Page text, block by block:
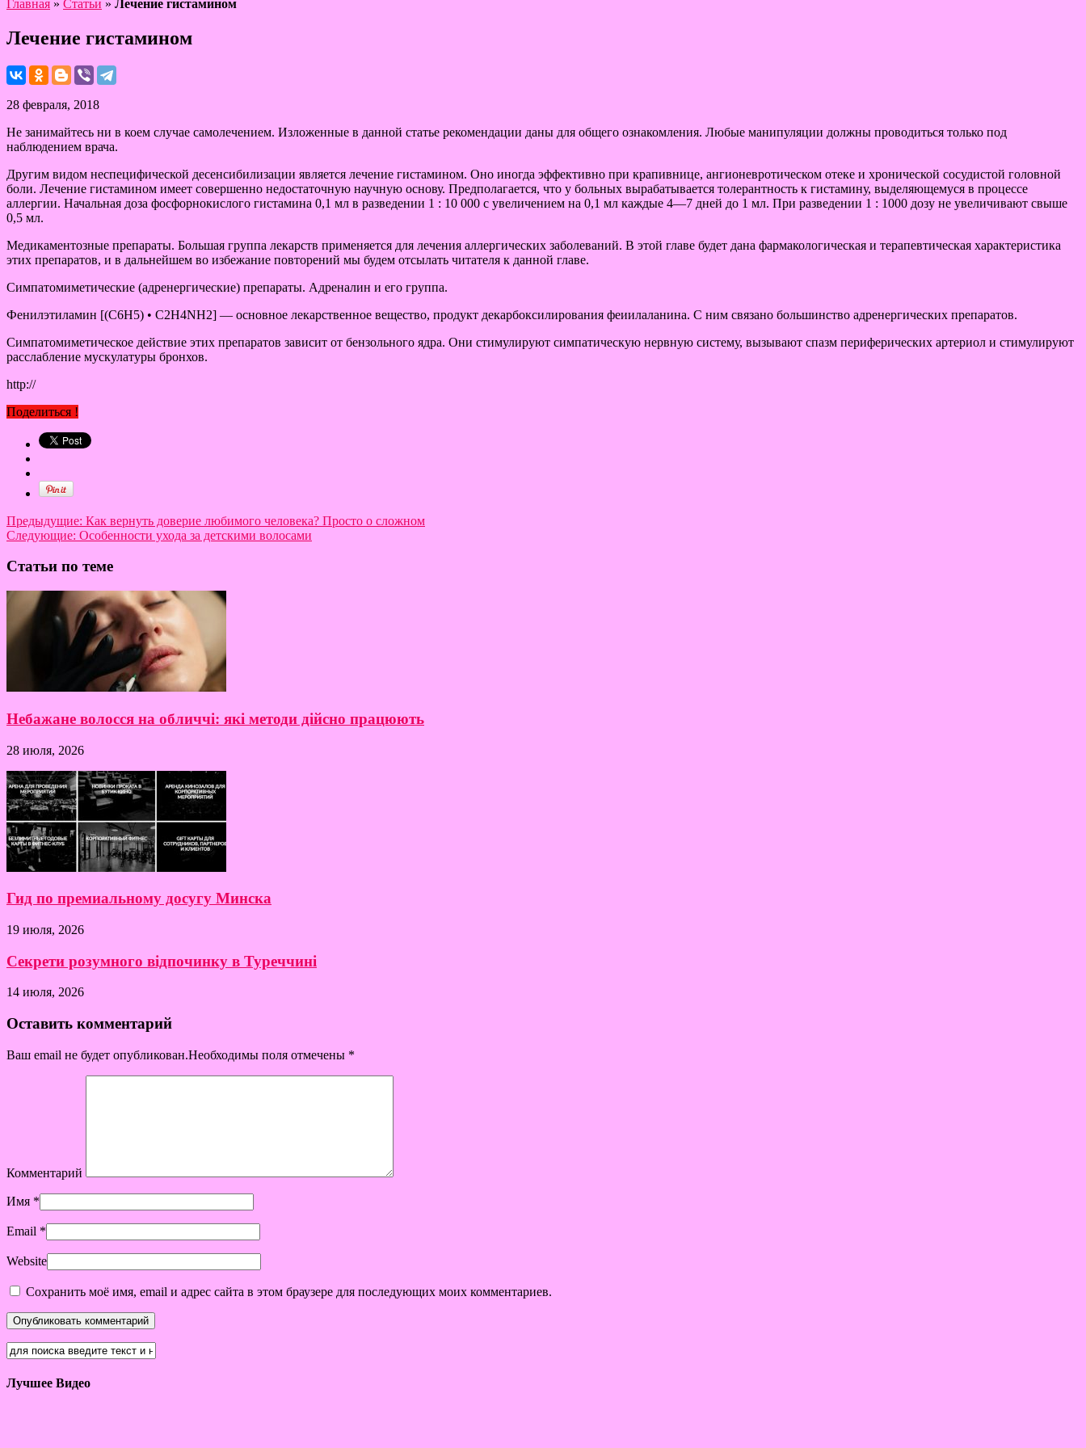
Главная » Статьи » Лечение гистамином
Лечение гистамином
28 февраля, 2018
Не занимайтесь ни в коем случае самолечением. Изложенные в данной статье рекомендации даны для общего ознакомления. Любые манипуляции должны проводиться только под
наблюдением врача.
Другим видом неспецифической десенсибилизации является лечение гистамином. Оно иногда эффективно при крапивнице, ангионевротическом отеке и хронической сосудистой головной
боли. Лечение гистамином имеет совершенно недостаточную научную основу. Предполагается, что у больных вырабатывается толерантность к гистамину, выделяющемуся в процессе
аллергии. Начальная доза фосфорнокислого гистамина 0,1 мл в разведении 1 : 10 000 с увеличением на 0,1 мл каждые 4—7 дней до 1 мл. При разведении 1 : 1000 дозу не увеличивают свыше
0,5 мл.
Медикаментозные препараты. Большая группа лекарств применяется для лечения аллергических заболеваний. В этой главе будет дана фармакологическая и терапевтическая характеристика
этих препаратов, и в дальнейшем во избежание повторений мы будем отсылать читателя к данной главе.
Симпатомиметические (адренергические) препараты. Адреналин и его группа.
Фенилэтиламин [(С6Н5) • C2H4NH2] — основное лекарственное вещество, продукт декарбоксилирования феиилаланина. С ним связано большинство адренергических препаратов.
Симпатомиметическое действие этих препаратов зависит от бензольного ядра. Они стимулируют симпатическую нервную систему, вызывают спазм периферических артериол и стимулируют
расслабление мускулатуры бронхов.
http://
Поделиться !
Предыдущие: Как вернуть доверие любимого человека? Просто о сложном
Следующие: Особенности ухода за детскими волосами
Статьи по теме
Небажане волосся на обличчі: які методи дійсно працюють
28 июля, 2026
Гид по премиальному досугу Минска
19 июля, 2026
Секрети розумного відпочинку в Туреччині
14 июля, 2026
Оставить комментарий
Ваш email не будет опубликован.Необходимы поля отмечены *
Комментарий
Имя *
Email *
Website
Сохранить моё имя, email и адрес сайта в этом браузере для последующих моих комментариев.
Лучшее Видео